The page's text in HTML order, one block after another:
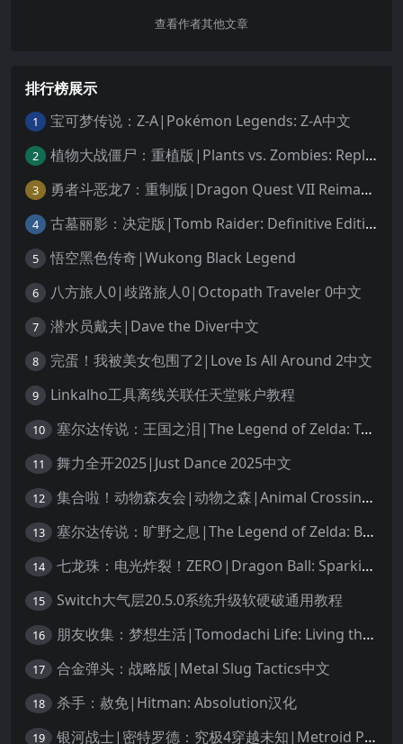
查看作者其他文章
排行榜展示
1 宝可梦传说：Z-A|Pokémon Legends: Z-A中文
2 植物大战僵尸：重植版|Plants vs. Zombies: Replanted中文
3 勇者斗恶龙7：重制版|Dragon Quest VII Reimagined中文
4 古墓丽影：决定版|Tomb Raider: Definitive Edition中文
5 悟空黑色传奇|Wukong Black Legend
6 八方旅人0|歧路旅人0|Octopath Traveler 0中文
7 潜水员戴夫|Dave the Diver中文
8 完蛋！我被美女包围了2|Love Is All Around 2中文
9 Linkalho工具离线关联任天堂账户教程
10 塞尔达传说：王国之泪|The Legend of Zelda: Tears of the Kingdom中文
11 舞力全开2025|Just Dance 2025中文
12 集合啦！动物森友会|动物之森|Animal Crossing: New Horizons中文
13 塞尔达传说：旷野之息|The Legend of Zelda: Breath of the Wild中文
14 七龙珠：电光炸裂！ZERO|Dragon Ball: Sparking! Zero中文
15 Switch大气层20.5.0系统升级软硬破通用教程
16 朋友收集：梦想生活|Tomodachi Life: Living the Dream中文
17 合金弹头：战略版|Metal Slug Tactics中文
18 杀手：赦免|Hitman: Absolution汉化
19 银河战士|密特罗德：究极4穿越未知|Metroid Prime 4: Beyond中文